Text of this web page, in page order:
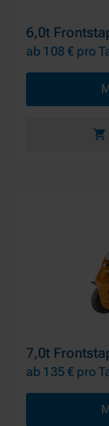
6,0t
ab 108 € pro
7,0t
ab 135 € pro